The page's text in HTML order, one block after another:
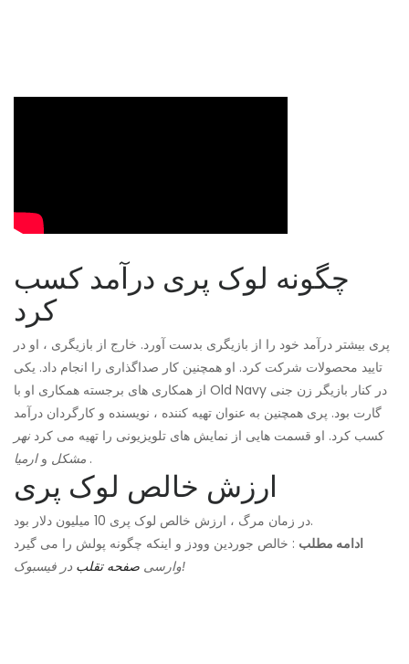
چگونه لوک پری درآمد کسب
کرد
پری بیشتر درآمد خود را از بازیگری بدست آورد. خارج از بازیگری ، او در
تایید محصولات شرکت کرد. او همچنین کار صداگذاری را انجام داد. یکی
از همکاری های برجسته همکاری او با Old Navy در کنار بازیگر زن جنی
گارت بود. پری همچنین به عنوان تهیه کننده ، نویسنده و کارگردان درآمد
کسب کرد. او قسمت هایی از نمایش های تلویزیونی را تهیه می کرد نهر
مشکل وارمیا .
ارزش خالص لوک پری
در زمان مرگ ، ارزش خالص لوک پری 10 میلیون دلار بود.
ادامه مطلب : خالص جوردین وودز و اینکه چگونه پولش را می گیرد
وارسی صفحه تقلب در فیسبوک!